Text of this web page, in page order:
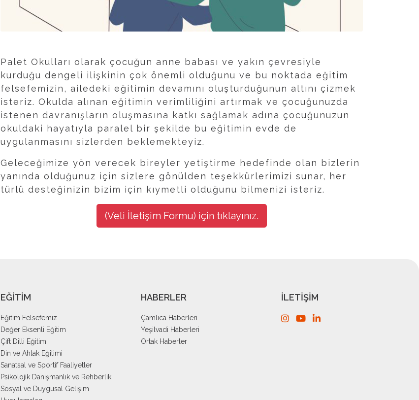
Palet Okulları olarak çocuğun anne babası ve yakın çevresiyle
kurduğu dengeli ilişkinin çok önemli olduğunu ve bu noktada eğitim
felsefemizin, ailedeki eğitimin devamını oluşturduğunun altını çizmek
isteriz. Okulda alınan eğitimin verimliliğini artırmak ve çocuğunuzda
istenen davranışların oluşmasına katkı sağlamak adına çocuğunuzun
okuldaki hayatıyla paralel bir şekilde bu eğitimin evde de
uygulanmasını sizlerden beklemekteyiz.
Geleceğimize yön verecek bireyler yetiştirme hedefinde olan bizlerin
yanında olduğunuz için sizlere gönülden teşekkürlerimizi sunar, her
türlü desteğinizin bizim için kıymetli olduğunu bilmenizi isteriz.
(Veli İletişim Formu) için tıklayınız.
EĞİTİM
Eğitim Felsefemiz
Değer Eksenli Eğitim
Çift Dilli Eğitim
Din ve Ahlak Eğitimi
Sanatsal ve Sportif Faaliyetler
Psikolojik Danışmanlık ve Rehberlik
Sosyal ve Duygusal Gelişim
HABERLER
Çamlıca Haberleri
Yeşilvadi Haberleri
Ortak Haberler
İLETİŞİM